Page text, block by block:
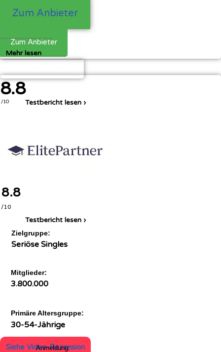
Zum Anbieter
Zum Anbieter
Mehr lesen
8.8
/10 Testbericht lesen ›
8.8
/10
Testbericht lesen ›
Zielgruppe:
Seriöse Singles
Mitglieder:
3.800.000
Primäre Altersgruppe:
30-54-Jährige
Siehe Video-Rezension
Anmeldung: